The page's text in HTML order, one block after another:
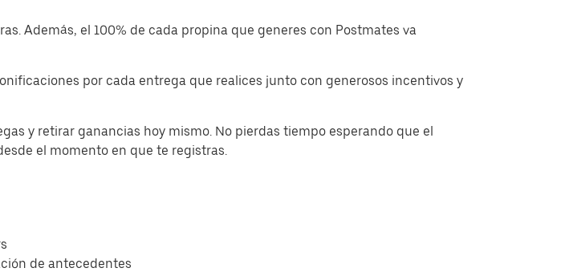
Además, el 100% de cada propina que generes con Postmates va
por cada entrega que realices junto con generosos incentivos y
y retirar ganancias hoy mismo. No pierdas tiempo esperando que el
el momento en que te registras.
de antecedentes